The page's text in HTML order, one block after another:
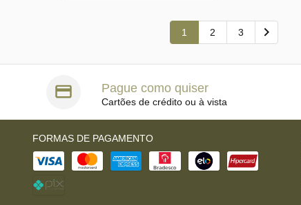
1 2 3
Pague como quiser
Cartões de crédito ou à vista
FORMAS DE PAGAMENTO